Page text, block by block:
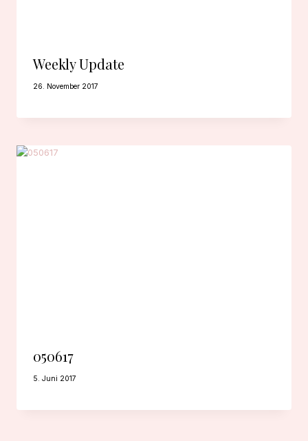
Weekly Update
26. November 2017
050617
5. Juni 2017